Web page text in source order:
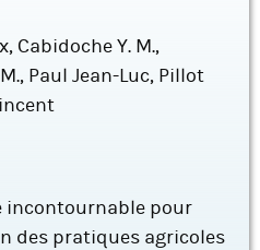
Cabidoche Y. M.,
Paul Jean-Luc, Pillot
incontournable pour
des pratiques agricoles